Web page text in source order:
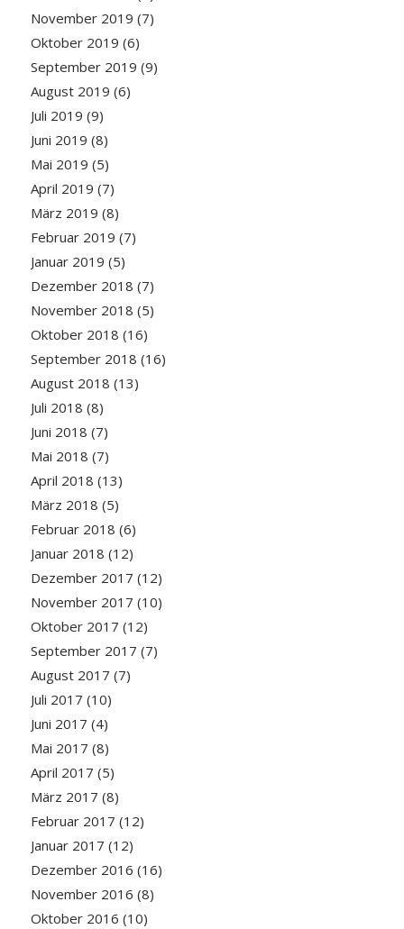
November 2019 (7)
Oktober 2019 (6)
September 2019 (9)
August 2019 (6)
Juli 2019 (9)
Juni 2019 (8)
Mai 2019 (5)
April 2019 (7)
März 2019 (8)
Februar 2019 (7)
Januar 2019 (5)
Dezember 2018 (7)
November 2018 (5)
Oktober 2018 (16)
September 2018 (16)
August 2018 (13)
Juli 2018 (8)
Juni 2018 (7)
Mai 2018 (7)
April 2018 (13)
März 2018 (5)
Februar 2018 (6)
Januar 2018 (12)
Dezember 2017 (12)
November 2017 (10)
Oktober 2017 (12)
September 2017 (7)
August 2017 (7)
Juli 2017 (10)
Juni 2017 (4)
Mai 2017 (8)
April 2017 (5)
März 2017 (8)
Februar 2017 (12)
Januar 2017 (12)
Dezember 2016 (16)
November 2016 (8)
Oktober 2016 (10)